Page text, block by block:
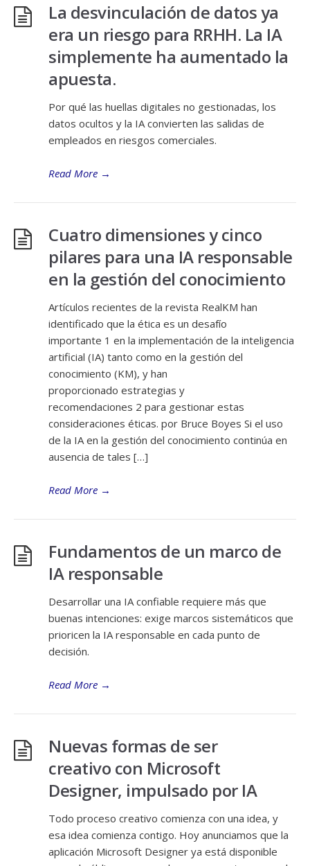
La desvinculación de datos ya
era un riesgo para RRHH. La IA
simplemente ha aumentado la
apuesta.
Por qué las huellas digitales no gestionadas, los
datos ocultos y la IA convierten las salidas de
empleados en riesgos comerciales.
Read More →
Cuatro dimensiones y cinco
pilares para una IA responsable
en la gestión del conocimiento
Artículos recientes de la revista RealKM han
identificado que la ética es un desafío
importante 1 en la implementación de la inteligencia
artificial (IA) tanto como en la gestión del
conocimiento (KM), y han
proporcionado estrategias y
recomendaciones 2 para gestionar estas
consideraciones éticas. por Bruce Boyes Si el uso
de la IA en la gestión del conocimiento continúa en
ausencia de tales […]
Read More →
Fundamentos de un marco de
IA responsable
Desarrollar una IA confiable requiere más que
buenas intenciones: exige marcos sistemáticos que
prioricen la IA responsable en cada punto de
decisión.
Read More →
Nuevas formas de ser
creativo con Microsoft
Designer, impulsado por IA
Todo proceso creativo comienza con una idea, y
esa idea comienza contigo. Hoy anunciamos que la
aplicación Microsoft Designer ya está disponible